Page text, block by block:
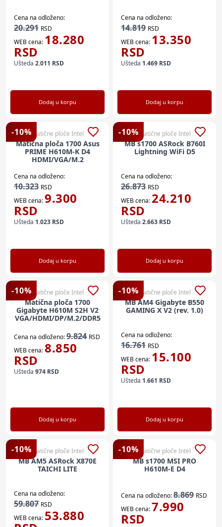
Cena na odloženo:
20.291 RSD
WEB cena: 18.280
RSD
Ušteda 2.011 RSD
Dodaj u korpu
Cena na odloženo:
14.819 RSD
WEB cena: 13.350
RSD
Ušteda 1.469 RSD
Dodaj u korpu
-10% Matične ploče Intel
Matična ploča 1700 Asus
PRIME H610M-K D4
HDMI/VGA/M.2
Cena na odloženo:
10.323 RSD
WEB cena:9.300
RSD
Ušteda 1.023 RSD
Dodaj u korpu
-10% Matične ploče Intel
MB s1700 ASRock B760I
Lightning WiFi D5
Cena na odloženo:
26.873 RSD
WEB cena: 24.210
RSD
Ušteda 2.663 RSD
Dodaj u korpu
-10% Matične ploče Intel
Matična ploča 1700
Gigabyte H610M S2H V2
VGA/HDMI/DP/M.2/DDR5
Cena na odloženo:9.824 RSD
WEB cena:8.850
RSD
Ušteda 974 RSD
Dodaj u korpu
-10% Matične ploče Intel
MB AM4 Gigabyte B550
GAMING X V2 (rev. 1.0)
Cena na odloženo:
16.761 RSD
WEB cena: 15.100
RSD
Ušteda 1.661 RSD
Dodaj u korpu
-10% Matične ploče Intel
MB AM5 ASRock X870E
TAICHI LITE
Cena na odloženo:
59.807 RSD
WEB cena: 53.880
-10% Matične ploče Intel
MB s1700 MSI PRO
H610M-E D4
Cena na odloženo:8.869 RSD
WEB cena:7.990
RSD